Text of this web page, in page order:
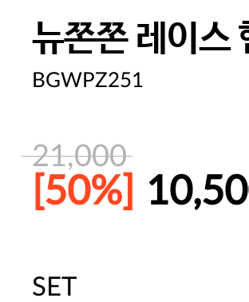
뉴쫀쫀 레이스
BGWPZ251
21,000
[50%]
[썸머블프] 1만원 할인
SET